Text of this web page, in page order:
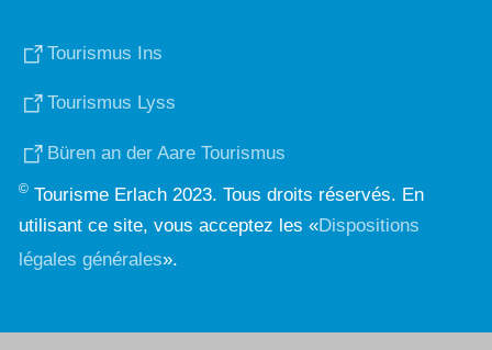
Tourismus Ins
Tourismus Lyss
Büren an der Aare Tourismus
© Tourisme Erlach 2023. Tous droits réservés. En
utilisant ce site, vous acceptez les «Dispositions
légales générales».